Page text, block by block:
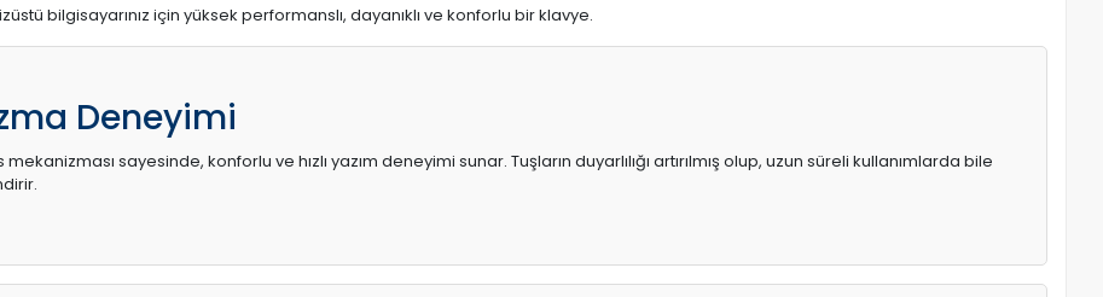
bilgisayarınız için yüksek performanslı, dayanıklı ve konforlu bir klavye.
Deneyimi
sayesinde, konforlu ve hızlı yazım deneyimi sunar. Tuşların duyarlılığı artırılmış olup, uzun süreli kullanımlarda bile